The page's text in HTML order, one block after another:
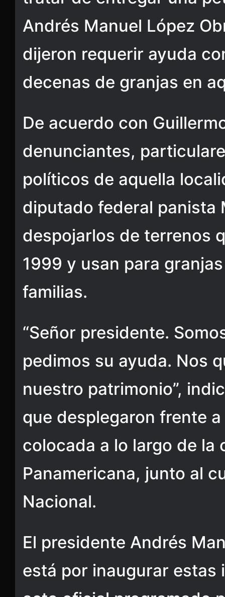
Andrés Manuel López
dijeron requerir ayuda
decenas de granjas en
De acuerdo con
denunciantes,
políticos de aquella
diputado federal panista
despojarlos de terrenos
1999 y usan para
familias.
“Señor presidente.
pedimos su ayuda. Nos
nuestro patrimonio”,
que desplegaron frente
colocada a lo largo de la
Panamericana, junto al
Nacional.
El presidente Andrés
está por inaugurar estas